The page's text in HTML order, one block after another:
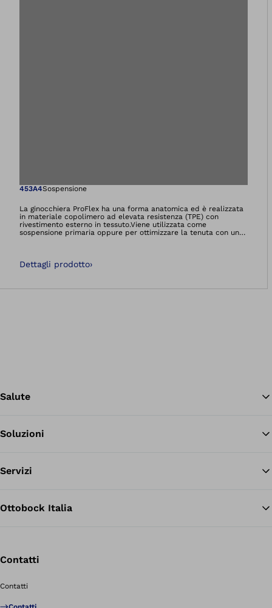
Apre l'immagine
453A4Sospensione
La ginocchiera ProFlex ha una forma anatomica ed è realizzata
in materiale copolimero ad elevata resistenza (TPE) con
rivestimento esterno in tessuto.Viene utilizzata come
sospensione primaria oppure per ottimizzare la tenuta con un
Dettagli prodotto›
Salute
Soluzioni
Servizi
Ottobock Italia
Contatti
Contatti